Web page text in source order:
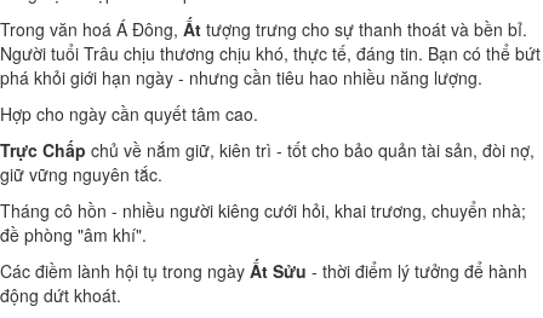
Trong văn hoá Á Đông, Ất tượng trưng cho sự thanh thoát và bền bỉ.
Người tuổi Trâu chịu thương chịu khó, thực tế, đáng tin. Bạn có thể bứt
phá khỏi giới hạn ngày - nhưng cần tiêu hao nhiều năng lượng.
Hợp cho ngày cần quyết tâm cao.
Trực Chấp chủ về nắm giữ, kiên trì - tốt cho bảo quản tài sản, đòi nợ,
giữ vững nguyên tắc.
Tháng cô hồn - nhiều người kiêng cưới hỏi, khai trương, chuyển nhà;
đề phòng "âm khí".
Các điềm lành hội tụ trong ngày Ất Sửu - thời điểm lý tưởng để hành
động dứt khoát.